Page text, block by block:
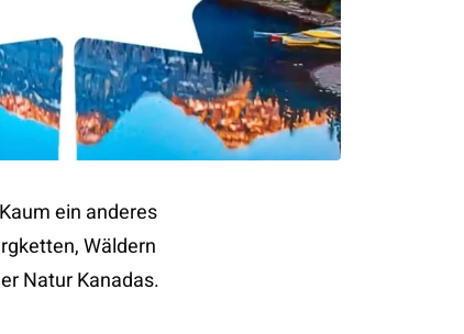
ein anderes
Wäldern
Natur Kanadas.